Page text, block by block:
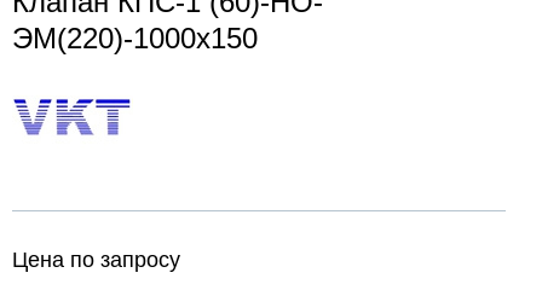
ЭМ(220)-1000х150
Цена по запросу